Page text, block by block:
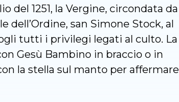
del 1251, la Vergine, circondata da
dell’Ordine, san Simone Stock, al
tutti i privilegi legati al culto. La
Gesù Bambino in braccio o in
la stella sul manto per affermare